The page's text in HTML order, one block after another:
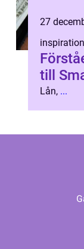
27
inspiration
till
Lån, ...